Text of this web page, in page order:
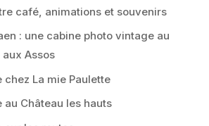
café, animations et souvenirs
: une cabine photo vintage au
Assos
chez La mie Paulette
au Château les hauts